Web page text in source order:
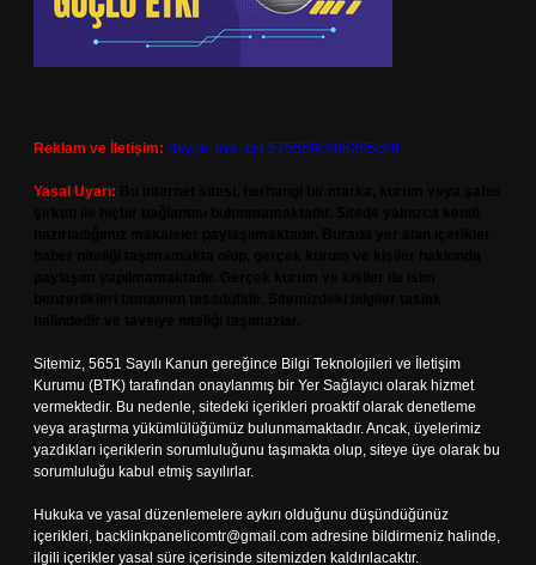
Reklam ve İletişim: Skype: live:.cid.575569c608265c69
Yasal Uyarı:
Sitemiz, 5651 Sayılı Kanun gereğince Bilgi Teknolojileri ve İletişim
Kurumu (BTK) tarafından onaylanmış bir Yer Sağlayıcı olarak hizmet
vermektedir. Bu nedenle, sitedeki içerikleri proaktif olarak denetleme
veya araştırma yükümlülüğümüz bulunmamaktadır. Ancak, üyelerimiz
yazdıkları içeriklerin sorumluluğunu taşımakta olup, siteye üye olarak bu
sorumluluğu kabul etmiş sayılırlar.
Hukuka ve yasal düzenlemelere aykırı olduğunu düşündüğünüz
içerikleri, backlinkpanelicomtr@gmail.com adresine bildirmeniz halinde,
ilgili içerikler yasal süre içerisinde sitemizden kaldırılacaktır.